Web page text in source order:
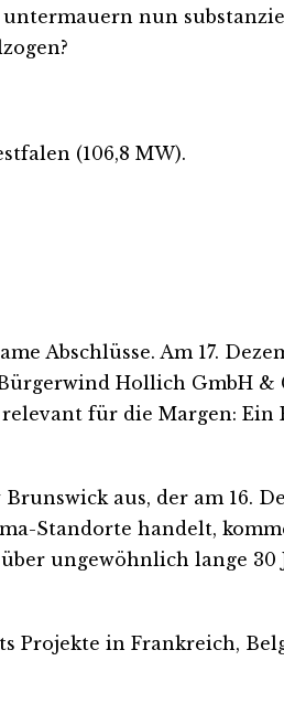
nun
(106,8 MW).
Abschlüsse. Am 17.
Hollich GmbH &
für die Margen:
aus, der am 16.
Standorte handelt,
ungewöhnlich lange 30
Projekte in Frankreich,